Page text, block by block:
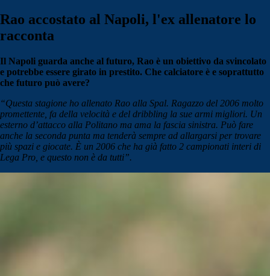
Rao accostato al Napoli, l'ex allenatore lo
racconta
Il Napoli guarda anche al futuro, Rao è un obiettivo da svincolato
e potrebbe essere girato in prestito. Che calciatore è e soprattutto
che futuro può avere?
“Questa stagione ho allenato Rao alla Spal. Ragazzo del 2006 molto
promettente, fa della velocità e del dribbling la sue armi migliori. Un
esterno d’attacco alla Politano ma ama la fascia sinistra. Può fare
anche la seconda punta ma tenderà sempre ad allargarsi per trovare
più spazi e giocate. È un 2006 che ha già fatto 2 campionati interi di
Lega Pro, e questo non è da tutti”.